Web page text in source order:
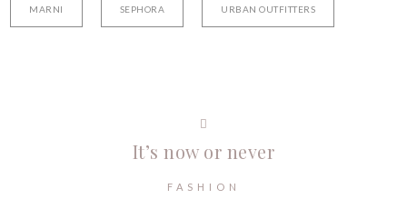
MARNI SEPHORA URBAN OUTFITTERS
It’s now or never
FASHION